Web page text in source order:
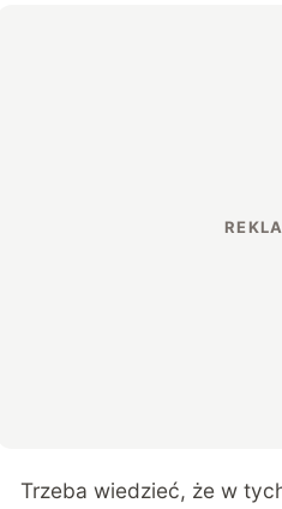
Trzeba wiedzieć, że w